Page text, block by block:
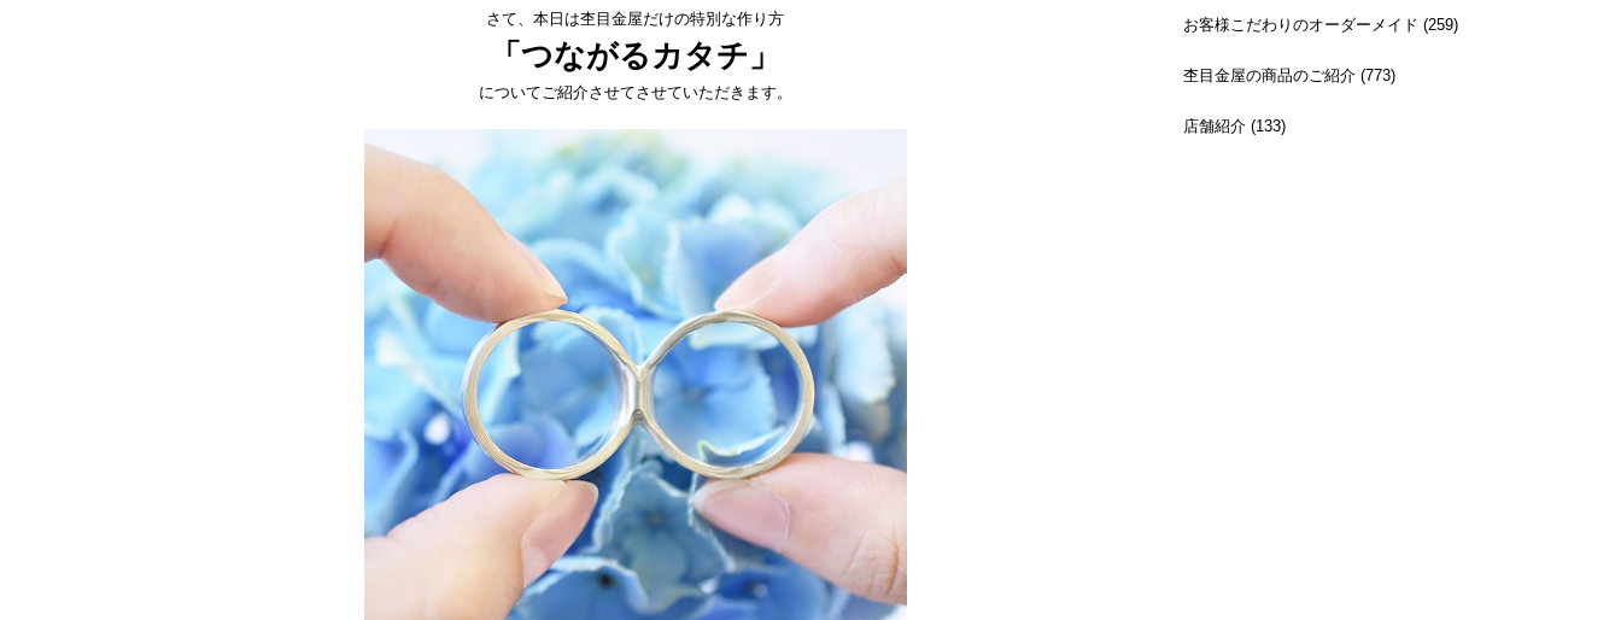
さて、本日は杢目金屋だけの特別な作り方
「つながるカタチ」
についてご紹介させてさせていただきます。
お客様こだわりのオーダーメイド (259)
杢目金屋の商品のご紹介 (773)
店舗紹介 (133)